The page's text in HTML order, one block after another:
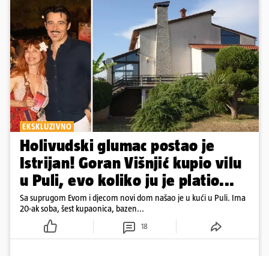
EKSKLUZIVNO
Holivudski glumac postao je
Istrijan! Goran Višnjić kupio vilu
u Puli, evo koliko ju je platio...
Sa suprugom Evom i djecom novi dom našao je u kući u Puli. Ima
20-ak soba, šest kupaonica, bazen...
18